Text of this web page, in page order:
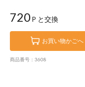
720P と交換
お買い物かごへ
商品番号：3608